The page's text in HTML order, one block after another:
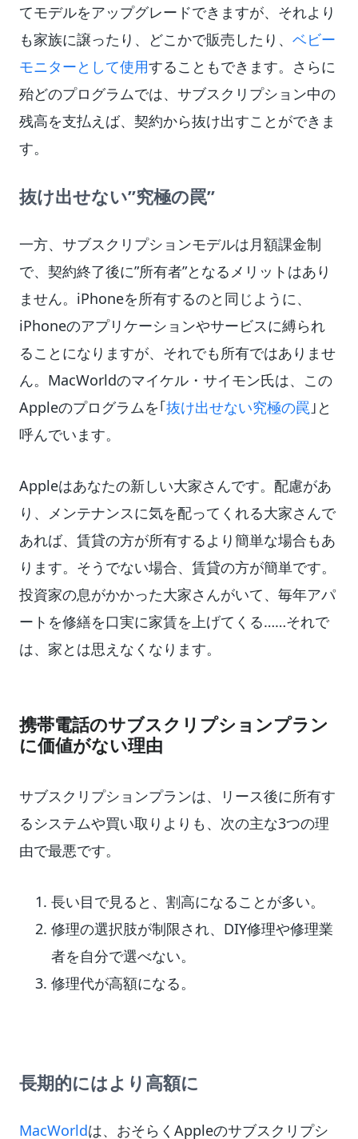
てモデルをアップグレードできますが、それより
も家族に譲ったり、どこかで販売したり、 ベビー
モニターとして使用することもできます。さらに
殆どのプログラムでは、サブスクリプション中の
残高を支払えば、契約から抜け出すことができま
す。
抜け出せない”究極の罠”
一方、サブスクリプションモデルは月額課金制
で、契約終了後に”所有者”となるメリットはあり
ません。iPhoneを所有するのと同じように、
iPhoneのアプリケーションやサービスに縛られ
ることになりますが、それでも所有ではありませ
ん。MacWorldのマイケル・サイモン氏は、この
Appleのプログラムを｢抜け出せない究極の罠 ｣と
呼んでいます。
Appleはあなたの新しい大家さんです。配慮があ
り、メンテナンスに気を配ってくれる大家さんで
あれば、賃貸の方が所有するより簡単な場合もあ
ります。そうでない場合、賃貸の方が簡単です。
投資家の息がかかった大家さんがいて、毎年アパ
ートを修繕を口実に家賃を上げてくる……それで
は、家とは思えなくなります。
携帯電話のサブスクリプションプラン
に価値がない理由
サブスクリプションプランは、リース後に所有す
るシステムや買い取りよりも、次の主な3つの理
由で最悪です。
長い目で見ると、割高になることが多い。
修理の選択肢が制限され、DIY修理や修理業
者を自分で選べない。
修理代が高額になる。
長期的にはより高額に
MacWorldは、おそらくAppleのサブスクリプシ